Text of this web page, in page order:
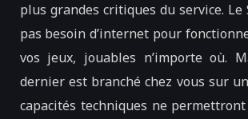
plus grandes critiques du service. Le
pas besoin d’internet pour
vos jeux, jouables n’importe où.
dernier est branché chez vous sur
capacités techniques ne